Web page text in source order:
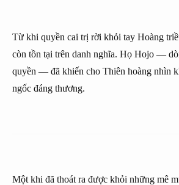
Từ khi quyền cai trị rời khỏi tay Hoàng
còn tồn tại trên danh nghĩa. Họ Hojo —
quyền — đã khiến cho Thiên hoàng nhìn
ngốc đáng thương.
Một khi đã thoát ra được khỏi những mê